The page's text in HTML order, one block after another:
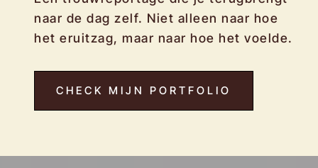
naar de dag zelf. Niet alleen naar hoe
het eruitzag, maar naar hoe het voelde.
CHECK MIJN PORTFOLIO